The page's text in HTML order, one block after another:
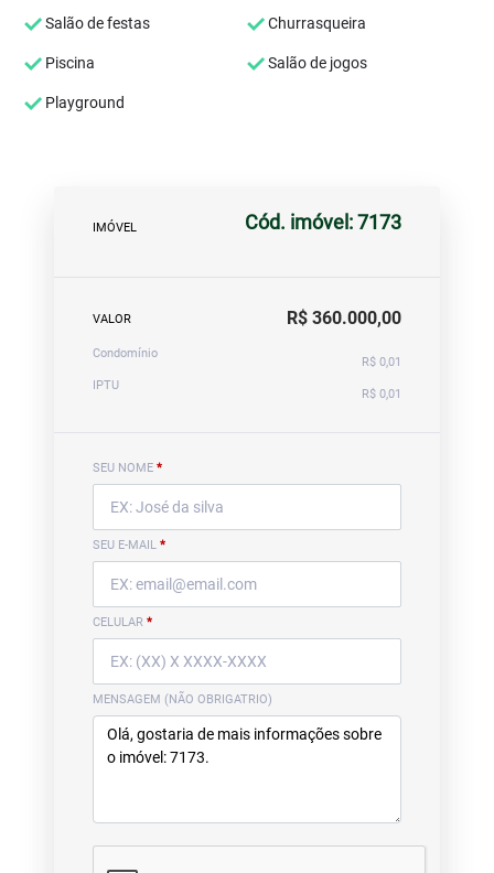
Salão de festas Churrasqueira
Piscina Salão de jogos
Playground
IMÓVEL Cód. imóvel: 7173
VALOR R$ 360.000,00
Condomínio
R$ 0,01
IPTU
R$ 0,01
SEU NOME *
SEU E-MAIL *
CELULAR *
MENSAGEM (NÃO OBRIGATRIO)